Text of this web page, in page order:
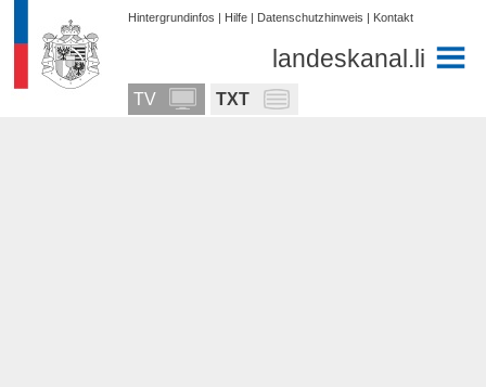
Hintergrundinfos | Hilfe | Datenschutzhinweis | Kontakt
landeskanal.li
TV TXT